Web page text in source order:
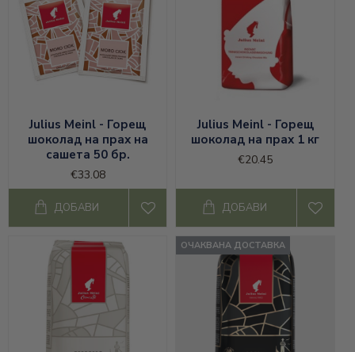
Julius Meinl - Горещ
шоколад на прах на
сашета 50 бр.
€33.08
ДОБАВИ
Julius Meinl - Горещ
шоколад на прах 1 кг
€20.45
ДОБАВИ
ОЧАКВАНА ДОСТАВКА